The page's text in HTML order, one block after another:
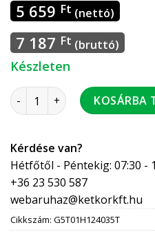
5 659 Ft (nettó)
7 187 Ft (bruttó)
Készleten
Valsir TH csatlakozó KM, 40-
KOSÁRBA
Kérdése van?
Hétfőtől - Péntekig: 07:30 -
+36 23 530 587
webaruhaz@ketkorkft.hu
Cikkszám: G5T01H124035T